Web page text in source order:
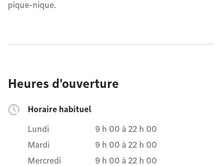
pique-nique.
Heures d'ouverture
Horaire habituel
Lundi 9 h 00 à 22 h 00
Mardi
9 h 00 à 22 h 00
Mercredi
9 h 00 à 22 h 00